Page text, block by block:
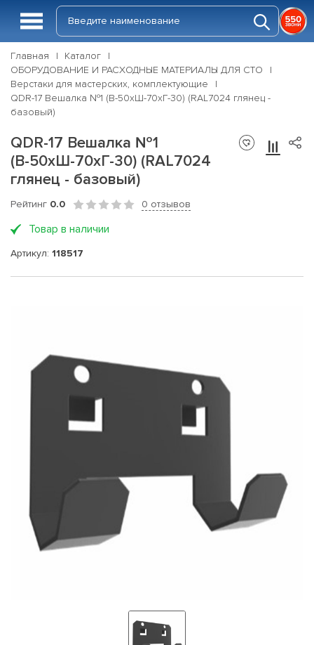
Главная
Каталог
ОБОРУДОВАНИЕ И РАСХОДНЫЕ МАТЕРИАЛЫ ДЛЯ СТО
Верстаки для мастерских, комплектующие
QDR-17 Вешалка №1 (В-50хШ-70хГ-30) (RAL7024 глянец -
базовый)
QDR-17 Вешалка №1
(В-50хШ-70хГ-30) (RAL7024
глянец - базовый)
Рейтинг 0.0 0 отзывов
Товар в наличии
Артикул: 118517